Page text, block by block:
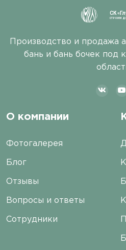
СК
СТРОИМ
Производство и продажа
бань и бань бочек под
О компании
Фотогалерея
Блог
Отзывы
Вопросы и ответы
Сотрудники